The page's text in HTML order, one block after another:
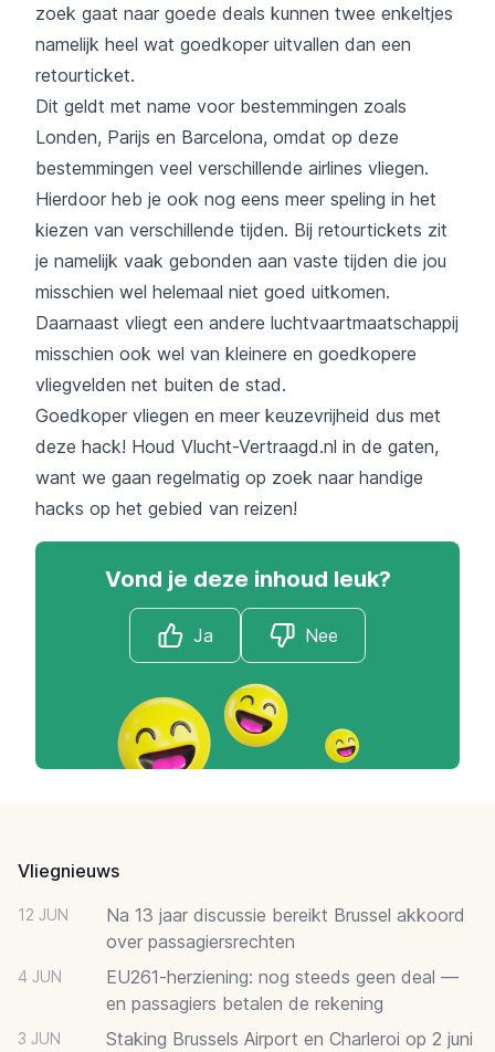
zoek gaat naar goede deals kunnen twee enkeltjes
namelijk heel wat goedkoper uitvallen dan een
retourticket.
Dit geldt met name voor bestemmingen zoals
Londen, Parijs en Barcelona, omdat op deze
bestemmingen veel verschillende airlines vliegen.
Hierdoor heb je ook nog eens meer speling in het
kiezen van verschillende tijden. Bij retourtickets zit
je namelijk vaak gebonden aan vaste tijden die jou
misschien wel helemaal niet goed uitkomen.
Daarnaast vliegt een andere luchtvaartmaatschappij
misschien ook wel van kleinere en goedkopere
vliegvelden net buiten de stad.
Goedkoper vliegen en meer keuzevrijheid dus met
deze hack! Houd Vlucht-Vertraagd.nl in de gaten,
want we gaan regelmatig op zoek naar handige
hacks op het gebied van reizen!
Vond je deze inhoud leuk?
Ja Nee
Vliegnieuws
12 JUN
Na 13 jaar discussie bereikt Brussel akkoord
over passagiersrechten
4 JUN
EU261-herziening: nog steeds geen deal —
en passagiers betalen de rekening
3 JUN
Staking Brussels Airport en Charleroi op 2 juni